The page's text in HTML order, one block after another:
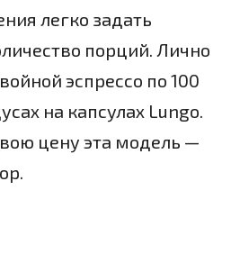
легко задать
порций. Лично
эспрессо по 100
на капсулах Lungo.
цену эта модель —